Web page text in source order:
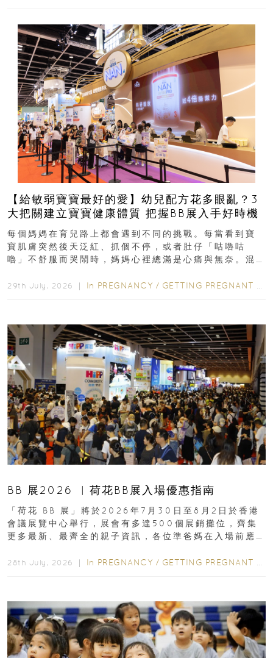
【給敏弱寶寶最好的愛】幼兒配方花多眼亂？3
大把關建立寶寶健康體質 把握BB展入手好時機
每個媽媽在育兒路上都會遇到不同的挑戰。每當看到寶
寶肌膚突然後天泛紅、抓個不停，或者肚仔「咕嚕咕
嚕」不舒服而哭鬧時，媽媽心裡總滿是心痛與無奈。混
29th July, 2026 ｜ In PREGNANCY / GETTING PREGNANT
BB 展2026 ︳荷花BB展入場優惠指南
「荷花 BB 展」將於2026年7月30日至8月2日於香港
會議展覽中心舉行，展會有多達500個展銷攤位，齊集
更多最新、最齊全的親子資訊，各位準爸媽在入場前應
28th July, 2026 ｜ In PREGNANCY / GETTING PREGNANT